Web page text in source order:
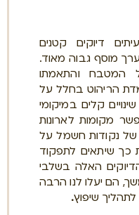
דיוקים קטנים
מוסף גבוה מאוד.
המטבח והתאמתו
הריהוט בחלל על
קלים במיקומי
מקומות לארונות
של נקודות חשמל על
כך שיתאים לתפקוד
האלה בשלבי
הם יעלו לנו הרבה
לתהליך שיפוץ.